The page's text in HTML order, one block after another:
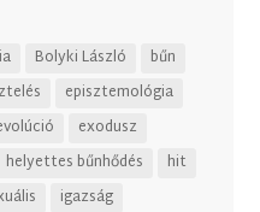
Bolyki László
bűn
episztemológia
exodusz
helyettes bűnhődés
hit
igazság